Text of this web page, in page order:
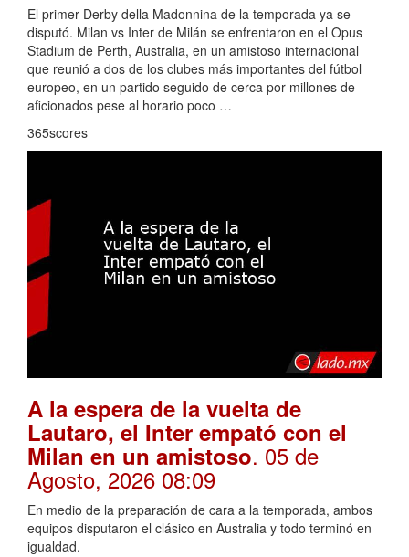
El primer Derby della Madonnina de la temporada ya se
disputó. Milan vs Inter de Milán se enfrentaron en el Opus
Stadium de Perth, Australia, en un amistoso internacional
que reunió a dos de los clubes más importantes del fútbol
europeo, en un partido seguido de cerca por millones de
aficionados pese al horario poco …
365scores
A la espera de la vuelta de
Lautaro, el Inter empató con el
Milan en un amistoso. 05 de
Agosto, 2026 08:09
En medio de la preparación de cara a la temporada, ambos
equipos disputaron el clásico en Australia y todo terminó en
igualdad.